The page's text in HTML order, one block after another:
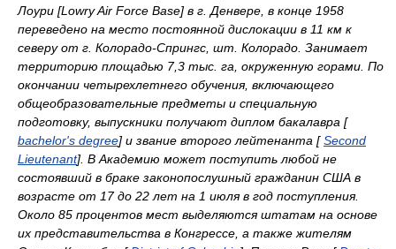
Лоури [Lowry Air Force Base] в г. Денвере, в конце 1958
переведено на место постоянной дислокации в 11 км к
северу от г. Колорадо-Спрингс, шт. Колорадо. Занимает
территорию площадью 7,3 тыс. га, окруженную горами. По
окончании четырехлетнего обучения, включающего
общеобразовательные предметы и специальную
подготовку, выпускники получают диплом бакалавра [
bachelor's degree] и звание второго лейтенанта [Second
Lieutenant]. В Академию может поступить любой не
состоявший в браке законопослушный гражданин США в
возрасте от 17 до 22 лет на 1 июля в год поступления.
Около 85 процентов мест выделяются штатам на основе
их представительства в Конгрессе, а также жителям